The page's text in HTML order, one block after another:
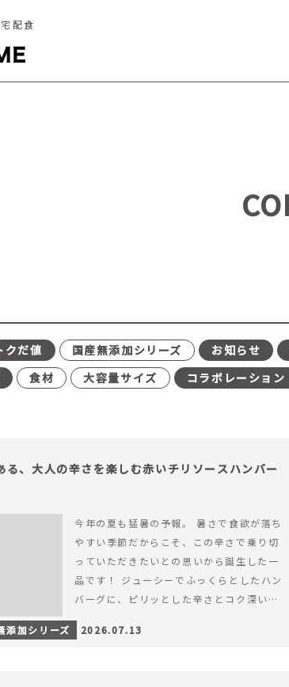
配食
クだ値 国産無添加シリーズ お知らせ
食材 大容量サイズ コラボレーション
る、大人の辛さを楽しむ赤いチリソースハンバー
今年の夏も猛暑の予報。 暑さで食欲が落ち
やすい季節だからこそ、この辛さで乗り切
っていただきたいとの思いから誕生した一
品です！ ジューシーでふっくらとしたハン
バーグに、ピリッとした辛さとコク深い旨
みが楽しめる特製チリソース&hellip; 続き
を読む ピリッと刺激のある、大人の辛さを
添加シリーズ 2026.07.13